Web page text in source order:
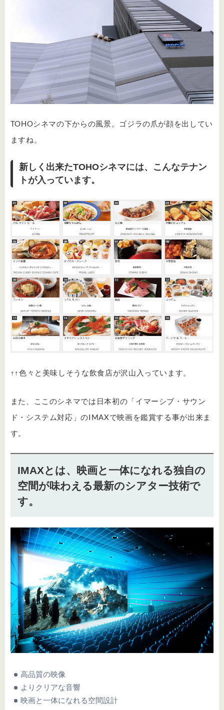
TOHOシネマの下からの風景。ゴジラの爪が顔を出してい
ますね。
新しく出来たTOHOシネマには、こんなテナン
トが入っています。
↑↑色々と美味しそうな飲食店が沢山入っています。
また、ここのシネマでは日本初の「イマーシブ・サウン
ド・システム対応」のIMAXで映画を鑑賞する事が出来ま
す。
IMAXとは、映画と一体になれる独自の
空間が味わえる最新のシアター技術で
す。
高品質の映像
よりクリアな音響
映画と一体になれる空間設計